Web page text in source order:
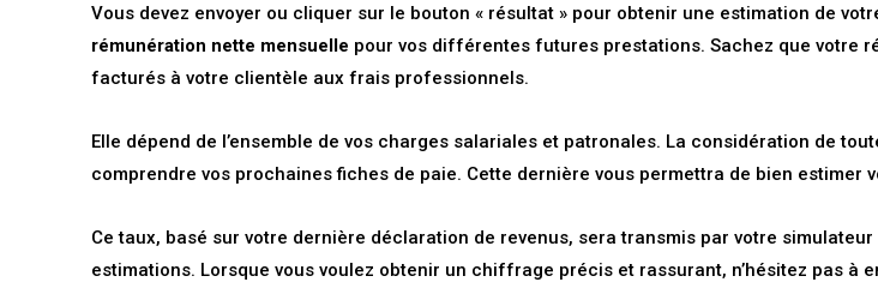
Vous devez envoyer ou cliquer sur le bouton « résultat » pour obtenir une estimation de
rémunération nette mensuelle pour vos différentes futures prestations. Sachez que votre
facturés à votre clientèle aux frais professionnels.
Elle dépend de l’ensemble de vos charges salariales et patronales. La considération de
comprendre vos prochaines fiches de paie. Cette dernière vous permettra de bien estimer
Ce taux, basé sur votre dernière déclaration de revenus, sera transmis par votre
estimations. Lorsque vous voulez obtenir un chiffrage précis et rassurant, n’hésitez pas